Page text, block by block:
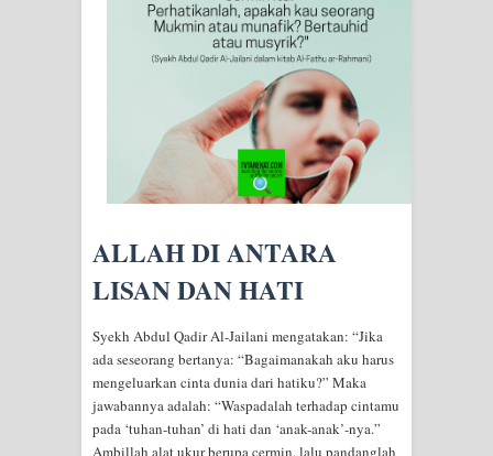
SIRHINDI)
Wusul kepada Allah
Hati dan dua sayap
MUKASYAFAH MENURUT AHL AL-
SYARAHAN TINGKAT TINGGI
TASAWWUF*
ALLAH DI ANTARA
LISAN DAN HATI
Syekh Abdul Qadir Al-Jailani mengatakan: “Jika
ada seseorang bertanya: “Bagaimanakah aku harus
mengeluarkan cinta dunia dari hatiku?” Maka
jawabannya adalah: “Waspadalah terhadap cintamu
pada ‘tuhan-tuhan’ di hati dan ‘anak-anak’-nya.”
Ambillah alat ukur berupa cermin, lalu pandanglah